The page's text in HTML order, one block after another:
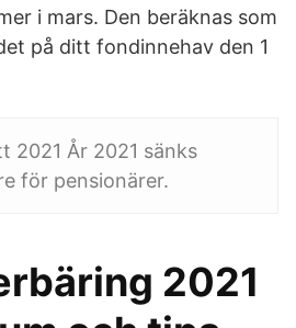
i mars. Den beräknas som
på ditt fondinnehav den 1
2021 År 2021 sänks
för pensionärer.
2021